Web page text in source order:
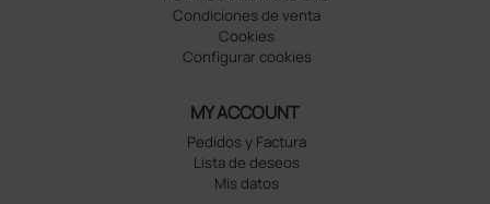
Condiciones de venta
Cookies
Configurar cookies
MY ACCOUNT
Pedidos y Factura
Lista de deseos
Mis datos